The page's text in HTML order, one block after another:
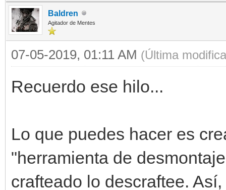
Baldren
Agitador de Mentes
07-05-2019, 01:11 AM (Última
Recuerdo ese hilo...
Lo que puedes hacer es
"herramienta de
crafteado lo descraftee.